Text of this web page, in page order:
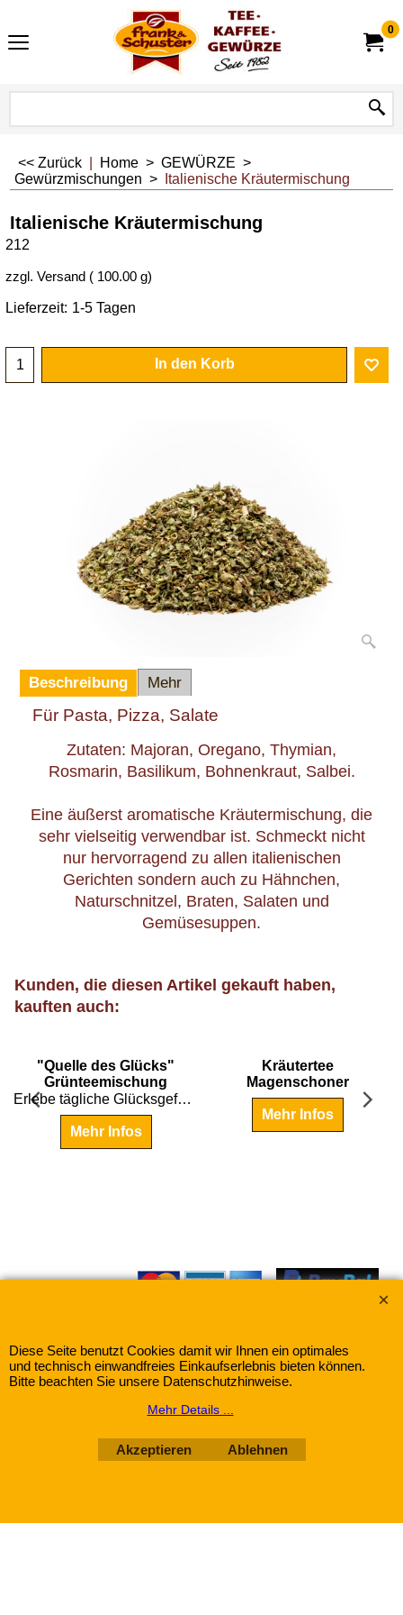
0
<< Zurück Home > GEWÜRZE >
Gewürzmischungen > Italienische Kräutermischung
Italienische Kräutermischung
212
zzgl. Versand 100.00 g
Lieferzeit: 1-5 Tagen
In den Korb
Beschreibung Mehr
Für Pasta, Pizza, Salate
Zutaten: Majoran, Oregano, Thymian,
Rosmarin, Basilikum, Bohnenkraut, Salbei.
Eine äußerst aromatische Kräutermischung, die
sehr vielseitig verwendbar ist. Schmeckt nicht
nur hervorragend zu allen italienischen
Gerichten sondern auch zu Hähnchen,
Naturschnitzel, Braten, Salaten und
Gemüsesuppen.
Kunden, die diesen Artikel gekauft haben,
kauften auch:
"Quelle des Glücks"
Grünteemischung
Erlebe tägliche Glücksgefühle mit dieser vollfruchtigen Grünteemischung
Mehr Infos
Kräutertee
Magenschoner
Mehr Infos
Software.
Diese Seite benutzt Cookies damit wir Ihnen ein optimales
und technisch einwandfreies Einkaufserlebnis bieten können.
Bitte beachten Sie unsere Datenschutzhinweise.
Mehr Details ...
Akzeptieren Ablehnen